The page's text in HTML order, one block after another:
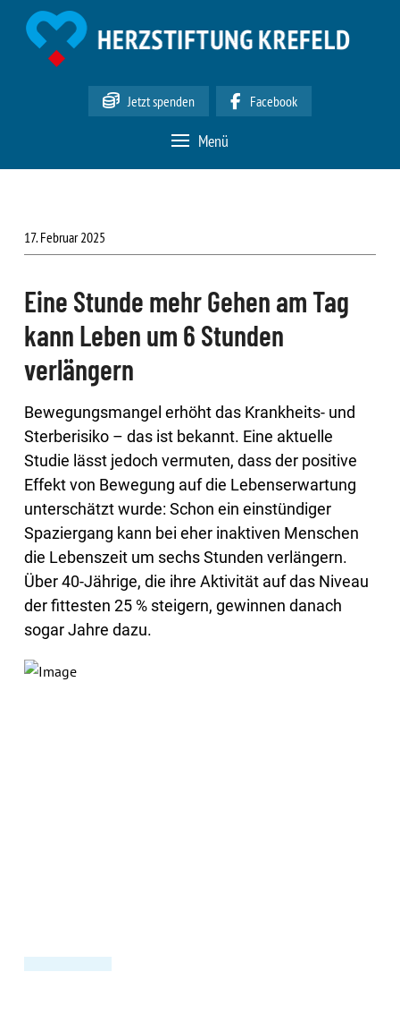
Jetzt spenden Facebook
Menü
17. Februar 2025
Eine Stunde mehr Gehen am Tag
kann Leben um 6 Stunden
verlängern
Bewegungsmangel erhöht das Krankheits- und
Sterberisiko – das ist bekannt. Eine aktuelle
Studie lässt jedoch vermuten, dass der positive
Effekt von Bewegung auf die Lebenserwartung
unterschätzt wurde: Schon ein einstündiger
Spaziergang kann bei eher inaktiven Menschen
die Lebenszeit um sechs Stunden verlängern.
Über 40-Jährige, die ihre Aktivität auf das Niveau
der fittesten 25 % steigern, gewinnen danach
sogar Jahre dazu.